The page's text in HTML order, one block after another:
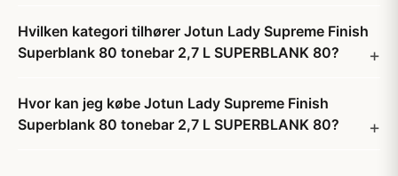
Hvilken kategori tilhører Jotun Lady Supreme Finish
Superblank 80 tonebar 2,7 L SUPERBLANK 80?
Hvor kan jeg købe Jotun Lady Supreme Finish
Superblank 80 tonebar 2,7 L SUPERBLANK 80?